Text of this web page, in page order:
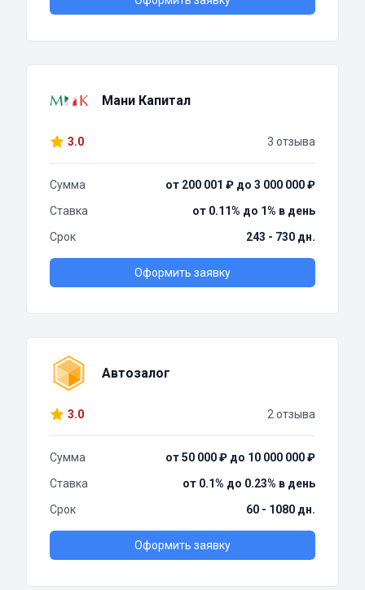
Мани Капитал
3.0 3 отзыва
Сумма
от 200 001 ₽ до 3 000 000 ₽
Ставка
от 0.11% до 1% в день
Срок
243 - 730 дн.
Оформить заявку
Автозалог
3.0 2 отзыва
Сумма
от 50 000 ₽ до 10 000 000 ₽
Ставка
от 0.1% до 0.23% в день
Срок
60 - 1080 дн.
Оформить заявку